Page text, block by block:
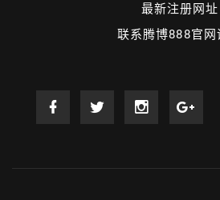
最新注册网址
联系腾博888官网